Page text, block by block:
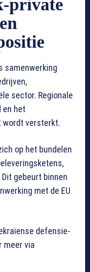
private
samenwerking
sector. Regionale
en het
wordt versterkt.
op het bundelen
gebeurt binnen
met de EU
defensie-
meer via